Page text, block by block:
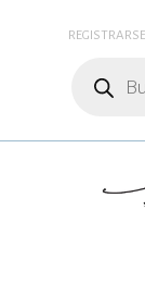
REGISTRARSE
productos